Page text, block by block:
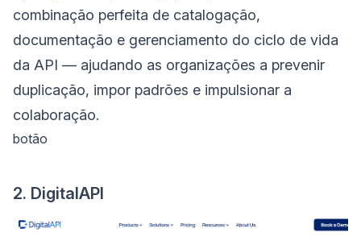
combinação perfeita de catalogação,
documentação e gerenciamento do ciclo de vida
da API — ajudando as organizações a prevenir
duplicação, impor padrões e impulsionar a
colaboração.
botão
2. DigitalAPI